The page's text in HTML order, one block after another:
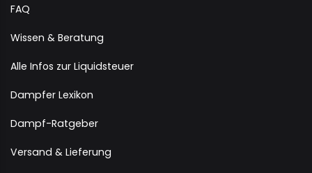
FAQ
Wissen & Beratung
Alle Infos zur Liquidsteuer
Dampfer Lexikon
Dampf-Ratgeber
Versand & Lieferung